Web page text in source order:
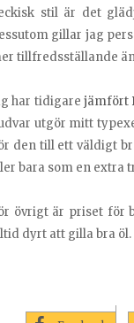
stil är det
gillar jag
tillfredsställande
har tidigare jämfört
utgör mitt
den till ett väldigt
bara som en extra
övrigt är priset för
dyrt att gilla bra öl.